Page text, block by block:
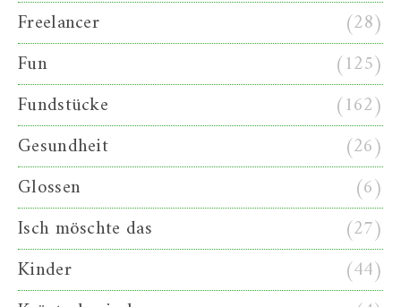
Freelancer
(28)
Fun
(125)
Fundstücke
(162)
Gesundheit
(26)
Glossen
(6)
Isch möschte das
(27)
Kinder
(44)